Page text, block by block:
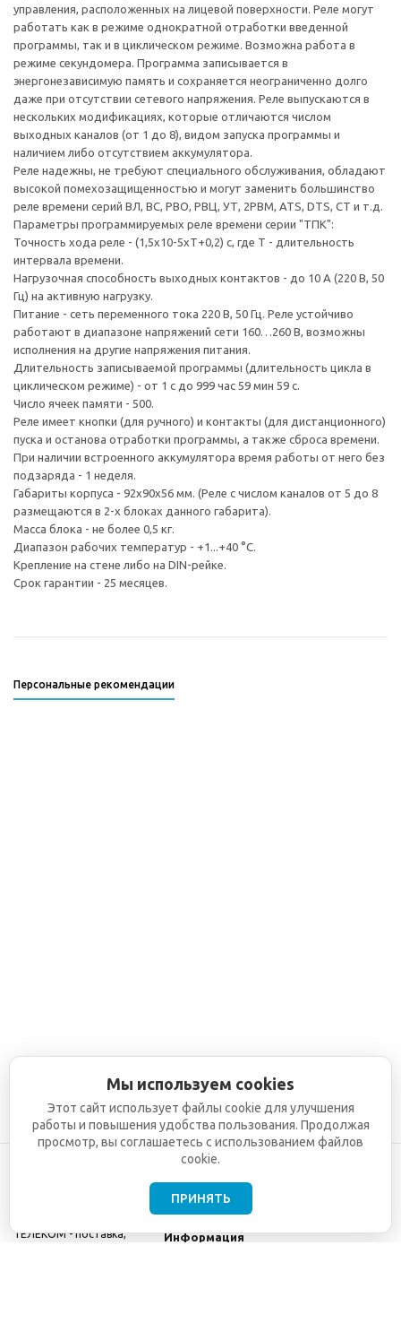
управления, расположенных на лицевой поверхности. Реле могут
работать как в режиме однократной отработки введенной
программы, так и в циклическом режиме. Возможна работа в
режиме секундомера. Программа записывается в
энергонезависимую память и сохраняется неограниченно долго
даже при отсутствии сетевого напряжения. Реле выпускаются в
нескольких модификациях, которые отличаются числом
выходных каналов (от 1 до 8), видом запуска программы и
наличием либо отсутствием аккумулятора.
Реле надежны, не требуют специального обслуживания, обладают
высокой помехозащищенностью и могут заменить большинство
реле времени серий ВЛ, ВС, РВО, РВЦ, УТ, 2РВМ, ATS, DTS, CT и т.д.
Параметры программируемых реле времени серии "ТПК":
Точность хода реле - (1,5х10-5хТ+0,2) с, где Т - длительность
интервала времени.
Нагрузочная способность выходных контактов - до 10 А (220 В, 50
Гц) на активную нагрузку.
Питание - сеть переменного тока 220 В, 50 Гц. Реле устойчиво
работают в диапазоне напряжений сети 160…260 В, возможны
исполнения на другие напряжения питания.
Длительность записываемой программы (длительность цикла в
циклическом режиме) - от 1 с до 999 час 59 мин 59 с.
Число ячеек памяти - 500.
Реле имеет кнопки (для ручного) и контакты (для дистанционного)
пуска и останова отработки программы, а также сброса времени.
При наличии встроенного аккумулятора время работы от него без
подзаряда - 1 неделя.
Габариты корпуса - 92х90х56 мм. (Реле с числом каналов от 5 до 8
размещаются в 2-х блоках данного габарита).
Масса блока - не более 0,5 кг.
Диапазон рабочих температур - +1...+40 °С.
Крепление на стене либо на DIN-рейке.
Срок гарантии - 25 месяцев.
Персональные рекомендации
ТЕЛЕКОМ - поставка,
Информация
Мы используем cookies
Этот сайт использует файлы cookie для улучшения
работы и повышения удобства пользования. Продолжая
просмотр, вы соглашаетесь с использованием файлов
cookie.
ПРИНЯТЬ